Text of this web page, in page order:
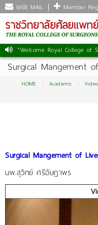
WEB MAIL Member
"Welcome Royal College of
Surgical Mangement
HOME Academic
Surgical Mangement of
นพ.สุวิทย์ ศรีอัษฎาพร